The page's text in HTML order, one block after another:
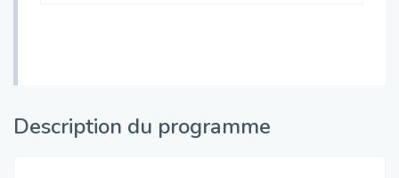
Description du programme